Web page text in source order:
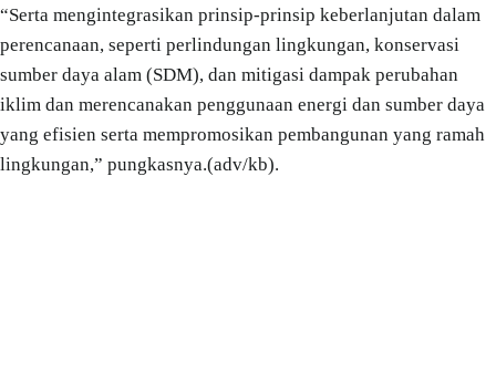
“Serta mengintegrasikan prinsip-prinsip keberlanjutan dalam
perencanaan, seperti perlindungan lingkungan, konservasi
sumber daya alam (SDM), dan mitigasi dampak perubahan
iklim dan merencanakan penggunaan energi dan sumber daya
yang efisien serta mempromosikan pembangunan yang ramah
lingkungan,” pungkasnya.(adv/kb).